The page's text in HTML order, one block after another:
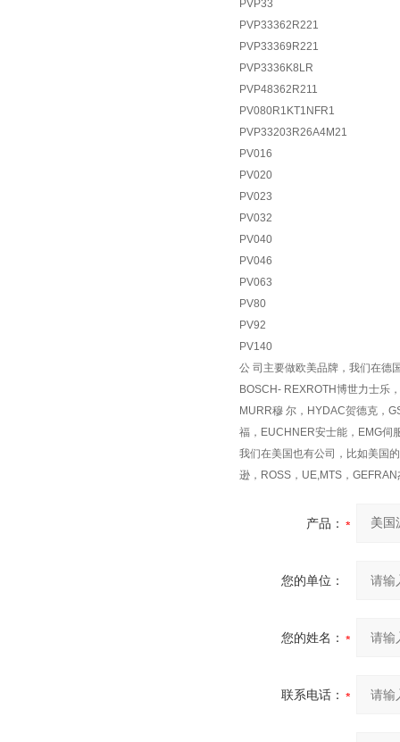
PVP33
PVP33362R221
PVP33369R221
PVP3336K8LR
PVP48362R211
PV080R1KT1NFR1
PVP33203R26A4M21
PV016
PV020
PV023
PV032
PV040
PV046
PV063
PV80
PV92
PV140
公 司主要做欧美品牌，我们在德
BOSCH- REXROTH博世力士乐
MURR穆 尔，HYDAC贺德克，
福，EUCHNER安士能，EMG伺
我们在美国也有公司，比如美国
逊，ROSS，UE,MTS，
产品：
您的单位：
您的姓名：
联系电话：